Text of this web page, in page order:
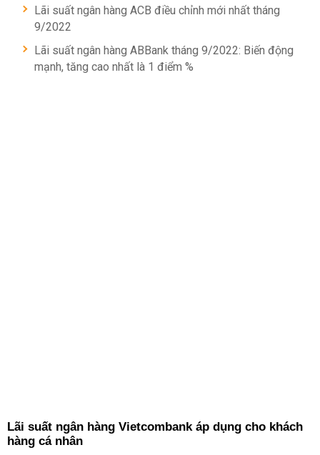
Lãi suất ngân hàng ACB điều chỉnh mới nhất tháng
9/2022
Lãi suất ngân hàng ABBank tháng 9/2022: Biến động
mạnh, tăng cao nhất là 1 điểm %
Lãi suất ngân hàng Vietcombank áp dụng cho khách
hàng cá nhân